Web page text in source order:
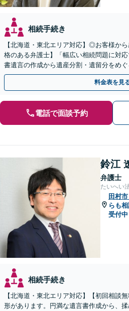
相続手続き
【北海道・東北エリア対応】◎お客様か
格のある弁護士】「幅広い相続問題に対
書遺言の作成から遺産分割・遺留分をめ
じた最適な方法をご提案します【夜間相
料金表を見
電話で面談予約
鈴江
弁護士
たいへい
田村市
らも
受付中
相続手続き
【北海道・東北エリア対応】【初回相談
形があります。円満な遺言書作成から、